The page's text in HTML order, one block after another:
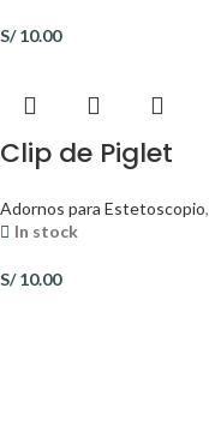
S/10.00
Clip de Piglet
Adornos para Estetoscopio,
In stock
S/10.00